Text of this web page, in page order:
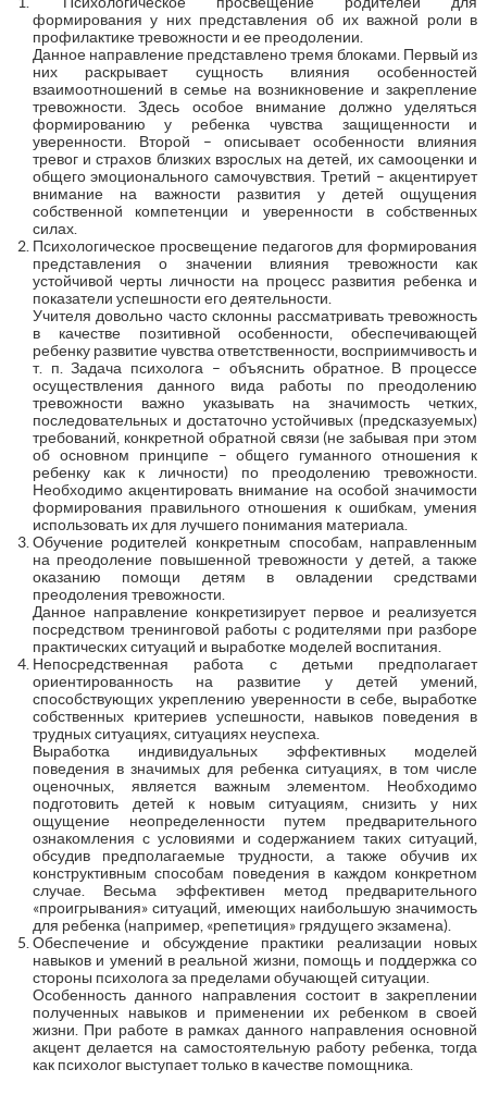
формирования у них представления об их важной роли в
профилактике тревожности и ее преодолении.
Данное направление представлено тремя блоками. Первый из
них раскрывает сущность влияния особенностей
взаимоотношений в семье на возникновение и закрепление
тревожности. Здесь особое внимание должно уделяться
формированию у ребенка чувства защищенности и
уверенности. Второй – описывает особенности влияния
тревог и страхов близких взрослых на детей, их самооценки и
общего эмоционального самочувствия. Третий – акцентирует
внимание на важности развития у детей ощущения
собственной компетенции и уверенности в собственных
силах.
Психологическое просвещение педагогов для формирования
представления о значении влияния тревожности как
устойчивой черты личности на процесс развития ребенка и
показатели успешности его деятельности.
Учителя довольно часто склонны рассматривать тревожность
в качестве позитивной особенности, обеспечивающей
ребенку развитие чувства ответственности, восприимчивость и
т. п. Задача психолога – объяснить обратное. В процессе
осуществления данного вида работы по преодолению
тревожности важно указывать на значимость четких,
последовательных и достаточно устойчивых (предсказуемых)
требований, конкретной обратной связи (не забывая при этом
об основном принципе – общего гуманного отношения к
ребенку как к личности) по преодолению тревожности.
Необходимо акцентировать внимание на особой значимости
формирования правильного отношения к ошибкам, умения
использовать их для лучшего понимания материала.
Обучение родителей конкретным способам, направленным
на преодоление повышенной тревожности у детей, а также
оказанию помощи детям в овладении средствами
преодоления тревожности.
Данное направление конкретизирует первое и реализуется
посредством тренинговой работы с родителями при разборе
практических ситуаций и выработке моделей воспитания.
Непосредственная работа с детьми предполагает
ориентированность на развитие у детей умений,
способствующих укреплению уверенности в себе, выработке
собственных критериев успешности, навыков поведения в
трудных ситуациях, ситуациях неуспеха.
Выработка индивидуальных эффективных моделей
поведения в значимых для ребенка ситуациях, в том числе
оценочных, является важным элементом. Необходимо
подготовить детей к новым ситуациям, снизить у них
ощущение неопределенности путем предварительного
ознакомления с условиями и содержанием таких ситуаций,
обсудив предполагаемые трудности, а также обучив их
конструктивным способам поведения в каждом конкретном
случае. Весьма эффективен метод предварительного
«проигрывания» ситуаций, имеющих наибольшую значимость
для ребенка (например, «репетиция» грядущего экзамена).
Обеспечение и обсуждение практики реализации новых
навыков и умений в реальной жизни, помощь и поддержка со
стороны психолога за пределами обучающей ситуации.
Особенность данного направления состоит в закреплении
полученных навыков и применении их ребенком в своей
жизни. При работе в рамках данного направления основной
акцент делается на самостоятельную работу ребенка, тогда
как психолог выступает только в качестве помощника.